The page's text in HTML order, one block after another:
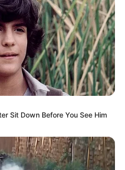
Sit Down Before You See Him